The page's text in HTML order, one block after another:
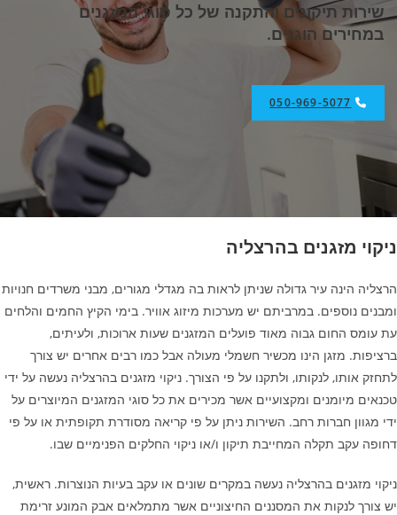
שירות תיקונים והתקנה של כל סוגי המזגנים
במחירים הוגנים.
050-969-5077
ניקוי מזגנים בהרצליה
הרצליה הינה עיר גדולה שניתן לראות בה מגדלי מגורים, מבני משרדים חנויות
ומבנים נוספים. במרביתם יש מערכות מיזוג אוויר. בימי הקיץ החמים והלחים
עת עומס החום גבוה מאוד פועלים המזגנים שעות ארוכות, ולעיתים,
ברציפות. מזגן הינו מכשיר חשמלי מעולה אבל כמו רבים אחרים יש צורך
לתחזק אותו, לנקותו, ולתקנו על פי הצורך. ניקוי מזגנים בהרצליה נעשה על ידי
טכנאים מיומנים ומקצועיים אשר מכירים את כל סוגי המזגנים המיוצרים על
ידי מגוון חברות רחב. השירות ניתן על פי קריאה מסודרת תקופתית או על פי
דחופה עקב תקלה המחייבת תיקון ו/או ניקוי החלקים הפנימיים שבו.
ניקוי מזגנים בהרצליה נעשה במקרים שונים או עקב בעיות הנוצרות. ראשית,
יש צורך לנקות את המסננים החיצוניים אשר מתמלאים אבק המונע זרימת